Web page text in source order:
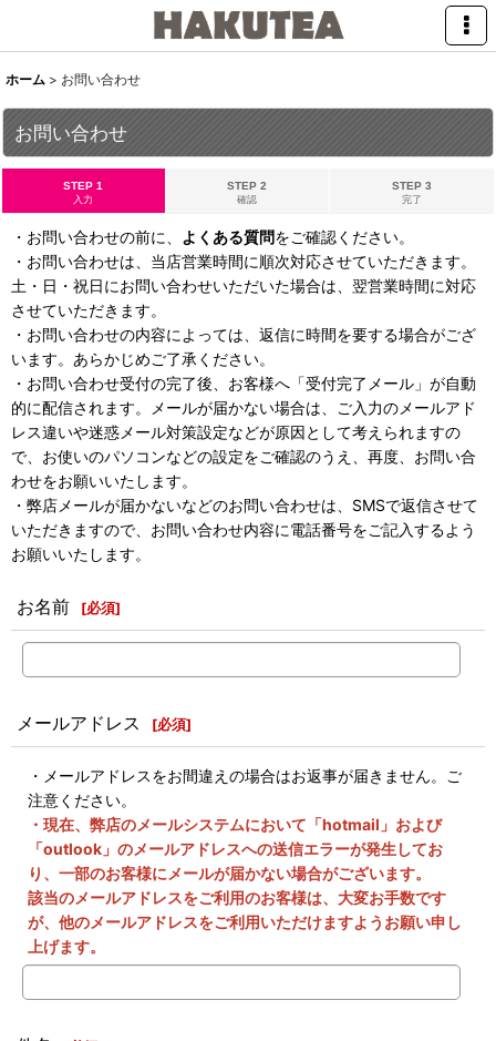
ホーム > お問い合わせ
お問い合わせ
STEP 1
入力
STEP 2
確認
STEP 3
完了
・お問い合わせの前に、 よくある質問をご確認ください。
・お問い合わせは、当店営業時間に順次対応させていただきます。
土・日・祝日にお問い合わせいただいた場合は、翌営業時間に対応
させていただきます。
・お問い合わせの内容によっては、返信に時間を要する場合がござ
います。あらかじめご了承ください。
・お問い合わせ受付の完了後、お客様へ「受付完了メール」が自動
的に配信されます。メールが届かない場合は、ご入力のメールアド
レス違いや迷惑メール対策設定などが原因として考えられますの
で、お使いのパソコンなどの設定をご確認のうえ、再度、お問い合
わせをお願いいたします。
・弊店メールが届かないなどのお問い合わせは、SMSで返信させて
いただきますので、お問い合わせ内容に電話番号をご記入するよう
お願いいたします。
お名前 [必須]
メールアドレス [必須]
・メールアドレスをお間違えの場合はお返事が届きません。ご
注意ください。
・現在、弊店のメールシステムにおいて「hotmail」および
「outlook」のメールアドレスへの送信エラーが発生してお
り、一部のお客様にメールが届かない場合がございます。
該当のメールアドレスをご利用のお客様は、大変お手数です
が、他のメールアドレスをご利用いただけますようお願い申し
上げます。